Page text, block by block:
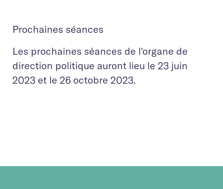
Prochaines séances
Les prochaines séances de l'organe de
direction politique auront lieu le 23 juin
2023 et le 26 octobre 2023.